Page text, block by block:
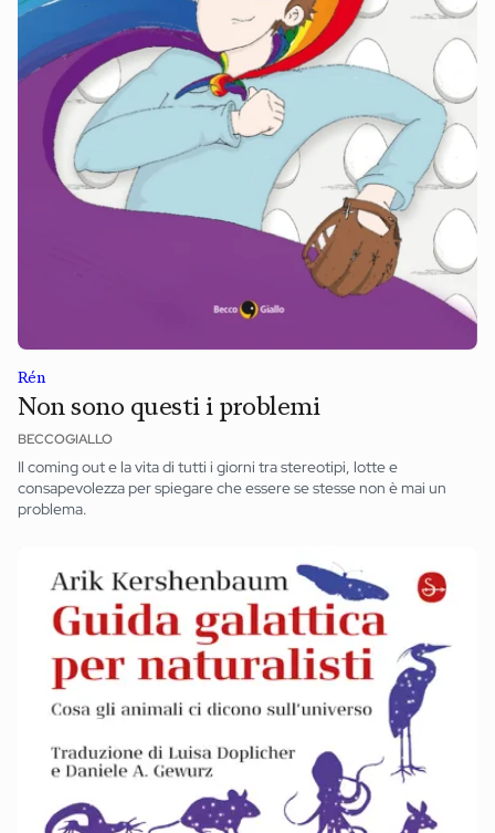
Rén
Non sono questi i problemi
BECCOGIALLO
Il coming out e la vita di tutti i giorni tra stereotipi, lotte e
consapevolezza per spiegare che essere se stesse non è mai un
problema.